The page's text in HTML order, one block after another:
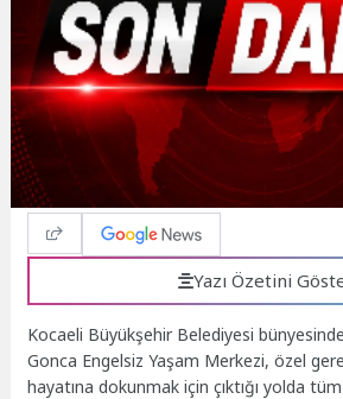
Yazı Özetini
Kocaeli Büyükşehir Belediyesi
Gonca Engelsiz Yaşam Merkezi, özel
hayatına dokunmak için çıktığı yolda